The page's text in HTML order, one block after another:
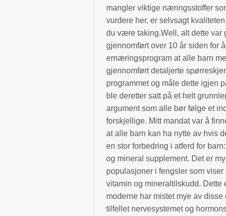
mangler viktige næringsstoffer
vurdere her, er selvsagt
du være taking.Well, alt dette var
gjennomført over 10 år siden for
ernæringsprogram at alle barn
gjennomført detaljerte
programmet og måle dette igjen
ble deretter satt på et helt
argument som alle bør følge et
forskjellige. Mitt mandat var å
at alle barn kan ha nytte av hvis
en stor forbedring i atferd for
og mineral supplement. Det er
populasjoner i fengsler som
vitamin og mineraltilskudd. Dette
moderne har mistet mye av
tilfellet nervesystemet og